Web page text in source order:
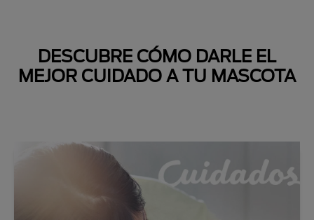
DESCUBRE CÓMO DARLE EL
MEJOR CUIDADO A TU MASCOTA